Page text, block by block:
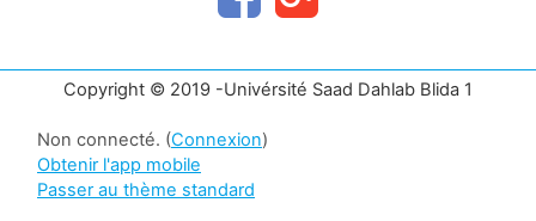
Copyright © 2019 -Univérsité Saad Dahlab Blida 1
Non connecté. (Connexion)
Obtenir l'app mobile
Passer au thème standard